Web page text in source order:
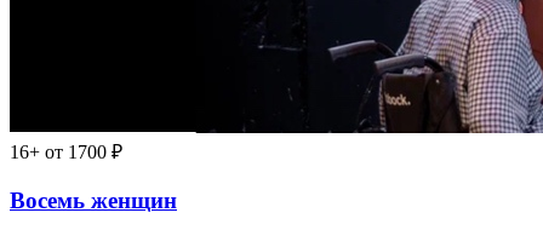
16+ от 1700 ₽
Восемь женщин